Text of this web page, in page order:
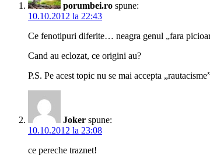
porumbei.ro spune:
10.10.2012 la 22:43
Ce fenotipuri diferite… neagra genul „fara
Cand au eclozat, ce origini au?
P.S. Pe acest topic nu se mai accepta
Joker spune:
10.10.2012 la 23:08
ce pereche traznet!